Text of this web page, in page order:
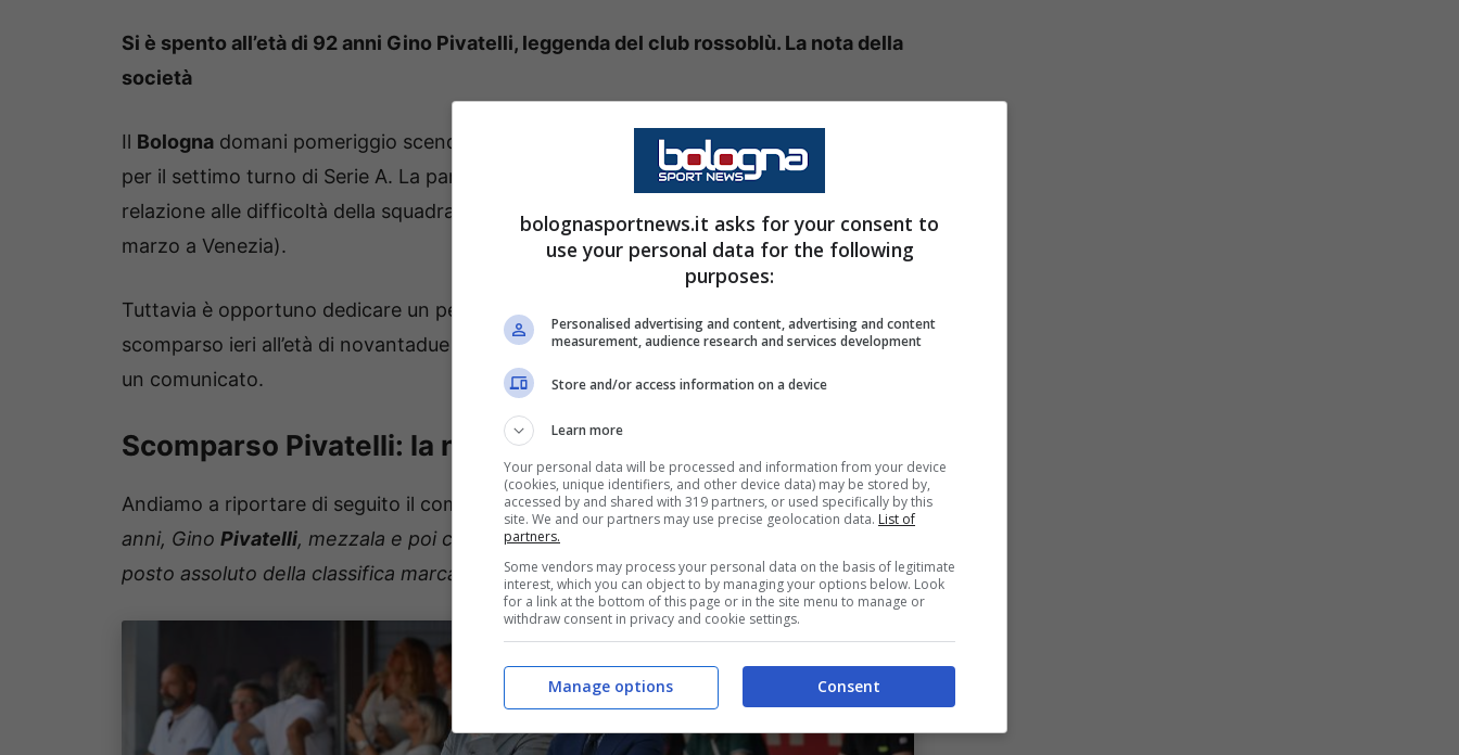
Si è spento all’età di 92 anni Gino Pivatelli, leggenda del club rossoblù. La nota della
società
Il Bologna domani pomeriggio scenderà in campo contro il Cagliari
per il settimo turno di Serie A. La partita assume un’importanza capitale, soprattutto in
relazione alle difficoltà della squadra lontano dal Dall’Ara (ultimo successo lo scorso 29
marzo a Venezia).
Tuttavia è opportuno dedicare un pensiero anche alla leggenda del club Gino
scomparso ieri all’età di novantadue anni. IlBolognaha fatto le condoglianze mediante
un comunicato.
Scomparso Pivatelli: la nota del club rossoblù
Andiamo a riportare di seguito il comunicato del Bologna: “Scomparso ieri, all’età di 92
anni, Gino Pivatelli, mezzala e poi centravanti degli anni ‘50, fuoriclasse al quinto
posto assoluto della classifica marcatori del BFC di tutti i tempi”
bolognasportnews.it asks for your consent to
use your personal data for the following
purposes:
Personalised advertising and content, advertising and content
measurement, audience research and services development
Store and/or access information on a device
Learn more
Your personal data will be processed and information from your device
(cookies, unique identifiers, and other device data) may be stored by,
accessed by and shared with 319 partners, or used specifically by this
site. We and our partners may use precise geolocation data. List of
partners.
Some vendors may process your personal data on the basis of legitimate
interest, which you can object to by managing your options below. Look
for a link at the bottom of this page or in the site menu to manage or
withdraw consent in privacy and cookie settings.
Consent
Manage options